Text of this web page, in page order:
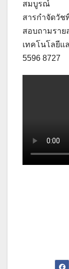
สมบูรณ์
สารกำจัดวั
สอบถามราย
เทคโนโลยี
5596 8727